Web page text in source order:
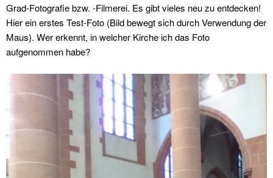
Grad-Fotografie bzw. -Filmerei. Es gibt vieles neu zu entdecken!
Hier ein erstes Test-Foto (Bild bewegt sich durch Verwendung der
Maus). Wer erkennt, in welcher Kirche ich das Foto
aufgenommen habe?